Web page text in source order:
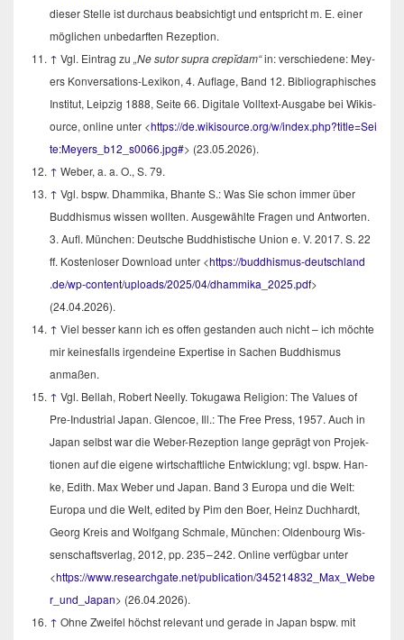
die­ser Stel­le ist durch­aus beab­sich­tigt und ent­spricht m. E. einer
mög­li­chen unbe­darf­ten Rezeption.
↑ Vgl. Ein­trag zu „Ne sutor supra crepĭ­dam“in: ver­schie­de­ne: Mey­
ers Kon­ver­sa­ti­ons-Lexi­kon, 4. Auf­la­ge, Band 12. Biblio­gra­phi­sches
Insti­tut, Leip­zig 1888, Sei­te 66. Digi­ta­le Voll­text-Aus­ga­be bei Wik­is­
our­ce, online unter <https://​de​.wik​is​our​ce​.org/​w​/​i​n​d​e​x​.​p​h​p​?​t​i​t​l​e​=​S​e​i​
t​e​:​M​e​y​e​r​s​_​b​1​2​_s0066.jpg#> (23.05.2026).
↑ Weber, a. a. O., S. 79.
↑ Vgl. bspw. Dham­mi­ka, Bhan­te S.: Was Sie schon immer über
Bud­dhis­mus wis­sen woll­ten. Aus­ge­wähl­te Fra­gen und Ant­wor­ten.
3. Aufl. Mün­chen: Deut­sche Bud­dhis­ti­sche Uni­on e. V. 2017. S. 22
ff. Kos­ten­lo­ser Down­load unter <https://​bud​dhis​mus​-deutsch​land​
.de/​w​p​-​c​o​n​t​e​n​t​/​u​p​l​o​a​d​s​/​2​0​2​5​/​0​4​/​d​h​a​m​m​i​k​a_2025.pdf>
(24.04.2026).
↑ Viel bes­ser kann ich es offen gestan­den auch nicht – ich möch­te
mir kei­nes­falls irgend­ei­ne Exper­ti­se in Sachen Bud­dhis­mus
anmaßen.
↑ Vgl. Bel­lah, Robert Neelly. Toku­ga­wa Reli­gi­on: The Values of
Pre-Indus­tri­al Japan. Glen­coe, Ill.: The Free Press, 1957. Auch in
Japan selbst war die Weber-Rezep­ti­on lan­ge geprägt von Pro­jek­
tio­nen auf die eige­ne wirt­schaft­li­che Ent­wick­lung; vgl. bspw. Han­
ke, Edith. Max Weber und Japan. Band 3 Euro­pa und die Welt:
Euro­pa und die Welt, edi­ted by Pim den Boer, Heinz Duch­hardt,
Georg Kreis and Wolf­gang Schma­le, Mün­chen: Olden­bourg Wis­
sen­schafts­ver­lag, 2012, pp. 235 – 242. Online ver­füg­bar unter
<https://​www​.rese​arch​ga​te​.net/​p​u​b​l​i​c​a​t​i​o​n​/​3​4​5​2​1​4​8​3​2​_​M​a​x​_​W​e​b​e​
r​_und_Japan> (26.04.2026).
↑ Ohne Zwei­fel höchst rele­vant und gera­de in Japan bspw. mit